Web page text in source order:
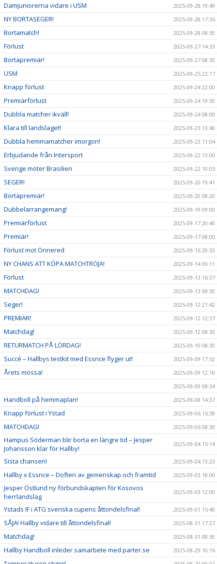
Damjuniorerna vidare i USM 2025-09-28 19:49
NY BORTASEGER! 2025-09-28 17:36
Bortamatch! 2025-09-28 08:30
Förlust 2025-09-27 14:33
Bortapremiär! 2025-09-27 08:30
USM 2025-09-25 22:17
Knapp förlust 2025-09-24 22:00
Premiärförlust 2025-09-24 19:30
Dubbla matcher ikväll! 2025-09-24 08:00
Klara till landslaget! 2025-09-23 13:40
Dubbla hemmamatcher imorgon! 2025-09-23 11:04
Erbjudande från Intersport 2025-09-22 13:00
Sverige möter Brasilien 2025-09-22 10:05
SEGER! 2025-09-20 19:41
Bortapremiär! 2025-09-20 08:20
Dubbelarrangemang! 2025-09-19 09:00
Premiärförlust 2025-09-17 20:40
Premiär! 2025-09-17 08:00
Förlust mot Önnered 2025-09-16 20:53
NY CHANS ATT KÖPA MATCHTRÖJA! 2025-09-14 09:11
Förlust 2025-09-13 16:37
MATCHDAG! 2025-09-13 08:30
Seger! 2025-09-12 21:42
PREMIÄR! 2025-09-12 12:57
Matchdag! 2025-09-12 08:30
RETURMATCH PÅ LÖRDAG! 2025-09-10 08:30
Succé – Hallbys testkit med Essnce flyger ut! 2025-09-09 17:52
Årets mössa!
2025-09-09 12:10
2025-09-09 08:34
Handboll på hemmaplan! 2025-09-08 14:37
Knapp förlust i Ystad 2025-09-06 16:38
MATCHDAG! 2025-09-06 08:30
Hampus Söderman blir borta en längre tid – Jesper
Johansson klar för Hallby!
2025-09-04 15:14
Sista chansen! 2025-09-04 13:23
Hallby x Essnce – Doften av gemenskap och framtid 2025-09-03 18:00
Jesper Östlund ny förbundskapten för Kosovos
herrlandslag
2025-09-03 12:00
Ystads IF i ATG svenska cupens åttondelsfinal! 2025-09-01 15:40
SÅJA! Hallby vidare till åttondelsfinal! 2025-08-31 17:27
Matchdag! 2025-08-31 08:30
Hallby Handboll inleder samarbete med parter.se 2025-08-29 10:16